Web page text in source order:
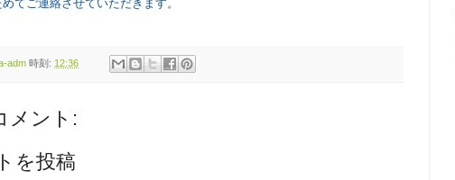
てご連絡させていただきます。
adm 時刻: 12:36
メント:
を投稿